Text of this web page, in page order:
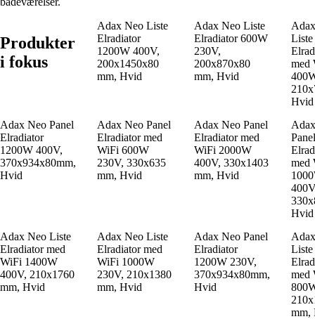
Produkter
i fokus
Adax Neo Liste
Elradiator
1200W 400V,
200x1450x80
mm, Hvid
Adax Neo Liste
Elradiator 600W
230V,
200x870x80
mm, Hvid
Liste
med
Hvid
Adax Neo Panel
Elradiator
1200W 400V,
370x934x80mm,
Hvid
Adax Neo Panel
Elradiator med
WiFi 600W
230V, 330x635
mm, Hvid
Adax Neo Panel
Elradiator med
WiFi 2000W
400V, 330x1403
mm, Hvid
Panel
med
Hvid
Adax Neo Liste
Elradiator med
WiFi 1400W
400V, 210x1760
mm, Hvid
Adax Neo Liste
Elradiator med
WiFi 1000W
230V, 210x1380
mm, Hvid
Adax Neo Panel
Elradiator
1200W 230V,
370x934x80mm,
Hvid
Liste
med
mm,